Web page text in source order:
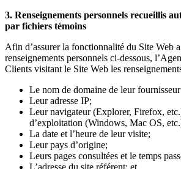
3. Renseignements personnels recueillis
par fichiers témoins
Afin d’assurer la fonctionnalité du Site Web
renseignements personnels ci-dessous,
Clients visitant le Site Web les
Le nom de domaine de leur fournisseur
Leur adresse IP;
Leur navigateur (Explorer, Firefox,
d’exploitation (Windows, Mac OS,
La date et l’heure de leur visite;
Leur pays d’origine;
Leurs pages consultées et le temps
L’adresse du site référent; et